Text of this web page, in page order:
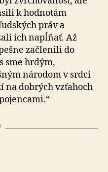
k hodnotám
práv a
ich napĺňať. Až
začlenili do
sme hrdým,
národom v srdci
na dobrých vzťahoch